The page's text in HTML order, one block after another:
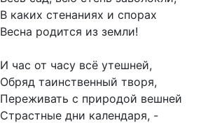
В каких стенаниях и спорах
Весна родится из земли!
И час от часу всё утешней,
Обряд таинственный творя,
Переживать с природой вешней
Страстные дни календаря, -